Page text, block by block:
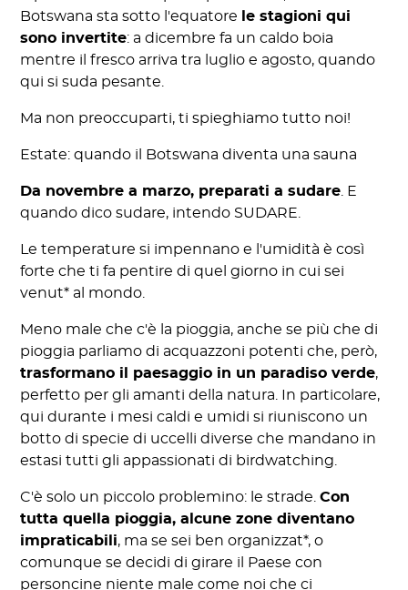
Botswana sta sotto l'equatore
le stagioni qui
sono invertite: a dicembre fa un caldo boia
mentre il fresco arriva tra luglio e agosto, quando
qui si suda pesante.
Ma non preoccuparti, ti spieghiamo tutto noi!
Estate: quando il Botswana diventa una sauna
Da novembre a marzo, preparati a sudare . E
quando dico sudare, intendo SUDARE.
Le temperature si impennano e l'umidità è così
forte che ti fa pentire di quel giorno in cui sei
venut* al mondo.
Meno male che c'è la pioggia, anche se più che di
pioggia parliamo di acquazzoni potenti che, però,
trasformano il paesaggio in un paradiso verde,
perfetto per gli amanti della natura. In particolare,
qui durante i mesi caldi e umidi si riuniscono un
botto di specie di uccelli diverse che mandano in
estasi tutti gli appassionati di birdwatching.
C'è solo un piccolo problemino: le strade.Con
tutta quella pioggia, alcune zone diventano
impraticabili, ma se sei ben organizzat*, o
comunque se decidi di girare il Paese con
personcine niente male come noi che ci